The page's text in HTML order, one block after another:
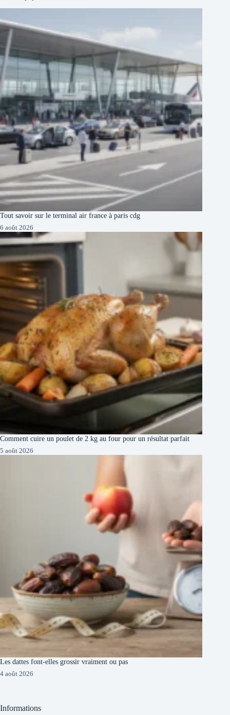
Tout savoir sur le terminal air france à paris cdg
6 août 2026
Comment cuire un poulet de 2 kg au four pour un résultat parfait
5 août 2026
Les dattes font-elles grossir vraiment ou pas
4 août 2026
Informations